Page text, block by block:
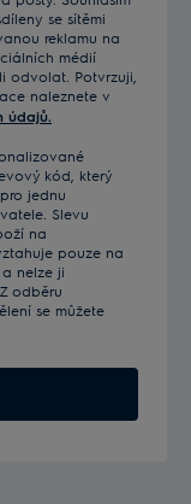
se sítěmi
reklamu na
médií
odvolat. Potvrzuji,
naleznete v
údajů.
kód, který
jednu
Slevu
na
pouze na
nelze ji
odběru
se můžete